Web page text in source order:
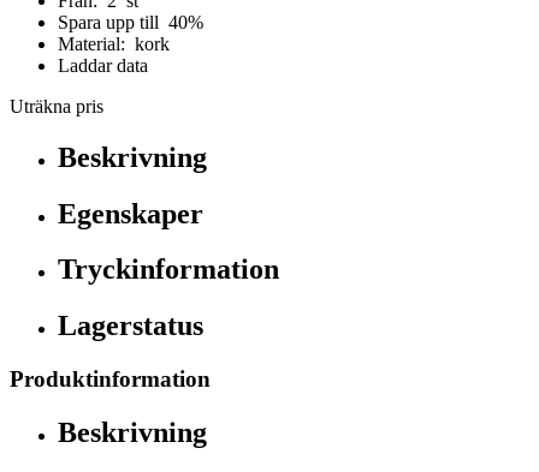
Spara upp till 40%
Material: kork
Laddar data
Uträkna pris
Beskrivning
Egenskaper
Tryckinformation
Lagerstatus
Produktinformation
Beskrivning